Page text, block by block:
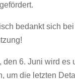
bedankt sich
den 6. Juni wird es
um die letzten